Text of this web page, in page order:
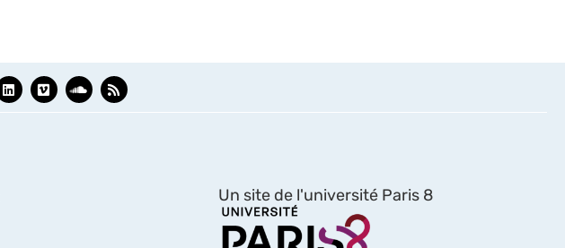
Un site de l'université Paris 8